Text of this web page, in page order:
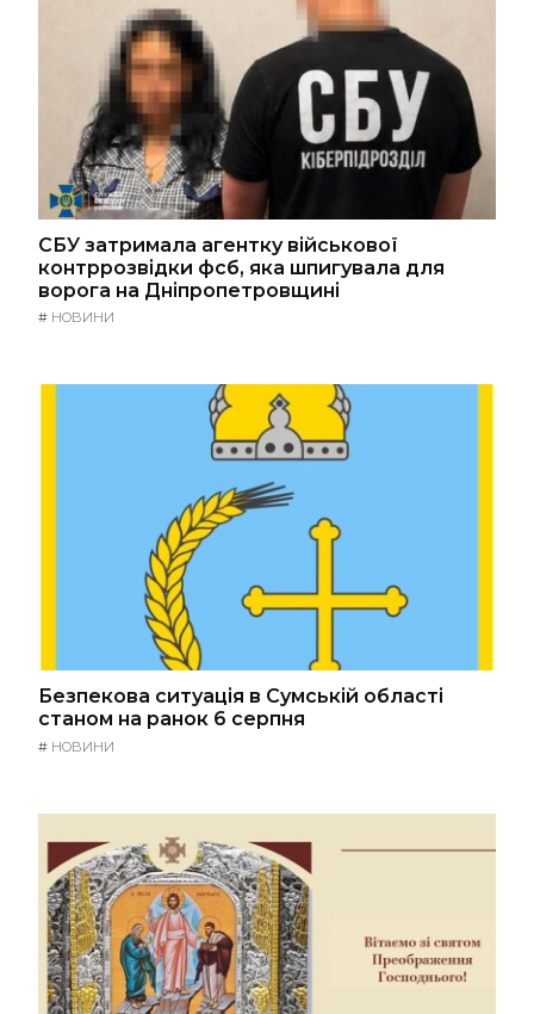
СБУ затримала агентку військової
контррозвідки фсб, яка шпигувала для
ворога на Дніпропетровщині
# НОВИНИ
Безпекова ситуація в Сумській області
станом на ранок 6 серпня
# НОВИНИ